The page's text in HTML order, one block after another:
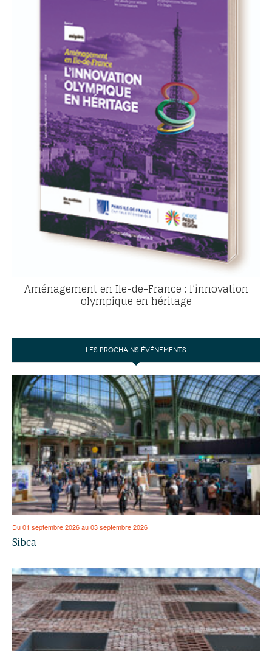
Aménagement en Ile-de-France : l’innovation
olympique en héritage
LES PROCHAINS ÉVÉNEMENTS
Du 01 septembre 2026 au 03 septembre 2026
Sibca